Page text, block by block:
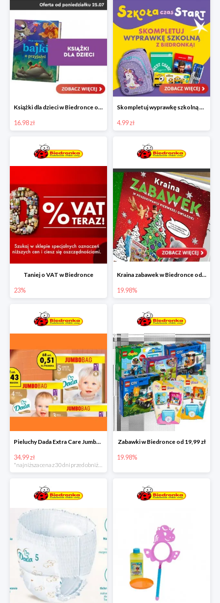
Książki dla dzieci w Biedronce od 16,99 zł
16.98 zł
Skompletuj wyprawkę szkolną z Biedronką od 4,99 zł
4.99 zł
Taniej o VAT w Biedronce
23%
Kraina zabawek w Biedronce od 19,99 zł
19.98%
Pieluchy Dada Extra Care Jumbo Bag w super cenie
34.99 zł
*najniższa cena z 30 dni przed obniżką
Zabawki w Biedronce od 19,99 zł
19.98%